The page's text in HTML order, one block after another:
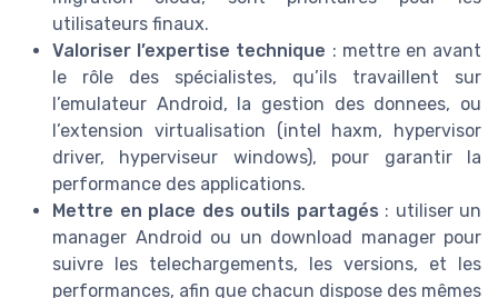
utilisateurs finaux.
Valoriser l’expertise technique : mettre en avant
le rôle des spécialistes, qu’ils travaillent sur
l’emulateur Android, la gestion des donnees, ou
l’extension virtualisation (intel haxm, hypervisor
driver, hyperviseur windows), pour garantir la
performance des applications.
Mettre en place des outils partagés : utiliser un
manager Android ou un download manager pour
suivre les telechargements, les versions, et les
performances, afin que chacun dispose des mêmes